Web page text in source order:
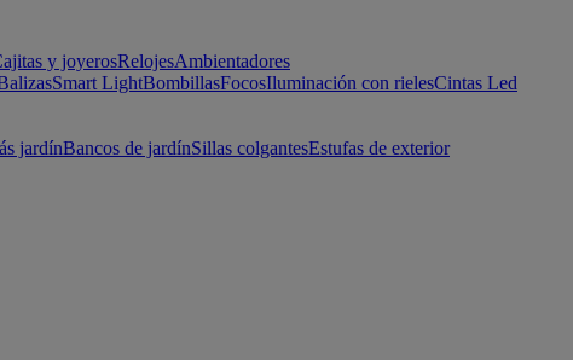
y joyerosRelojesAmbientadores
Smart LightBombillasFocosIluminación con rielesCintas Led
jardínBancos de jardínSillas colgantesEstufas de exterior